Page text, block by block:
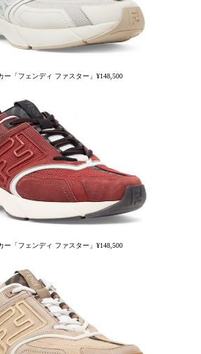
ー「フェンディ ファスター」¥148,500
ー「フェンディ ファスター」¥148,500